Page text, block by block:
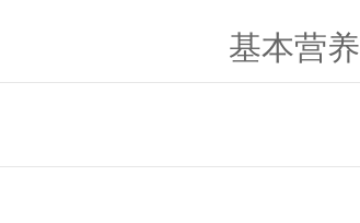
基本营养